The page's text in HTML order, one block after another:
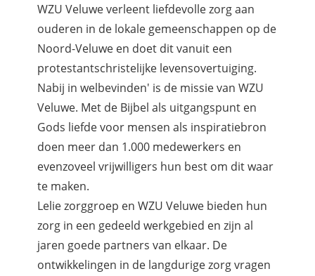
WZU Veluwe verleent liefdevolle zorg aan
ouderen in de lokale gemeenschappen op de
Noord-Veluwe en doet dit vanuit een
protestantschristelijke levensovertuiging.
Nabij in welbevinden' is de missie van WZU
Veluwe. Met de Bijbel als uitgangspunt en
Gods liefde voor mensen als inspiratiebron
doen meer dan 1.000 medewerkers en
evenzoveel vrijwilligers hun best om dit waar
te maken.
Lelie zorggroep en WZU Veluwe bieden hun
zorg in een gedeeld werkgebied en zijn al
jaren goede partners van elkaar. De
ontwikkelingen in de langdurige zorg vragen